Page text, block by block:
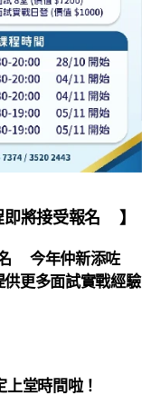
將接受報名 】
🌟今年仲新添咗
供更多面試實戰經驗
堂時間啦！